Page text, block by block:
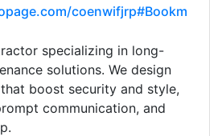
coenwifjrp#Bookm
specializing in long-
solutions. We design
boost security and style,
communication, and